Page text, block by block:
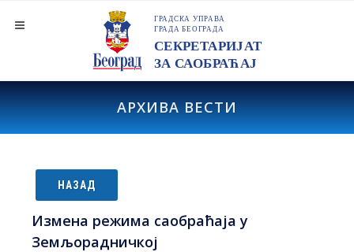
АРХИВА ВЕСТИ
НАЗАД
Измена режима саобраћаја у
Земљорадничкој